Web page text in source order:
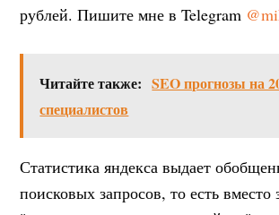
рублей. Пишите мне в Telegram
Читайте также: SEO прогнозы на
специалистов
Статистика яндекса выдает
поисковых запросов, то есть вместо